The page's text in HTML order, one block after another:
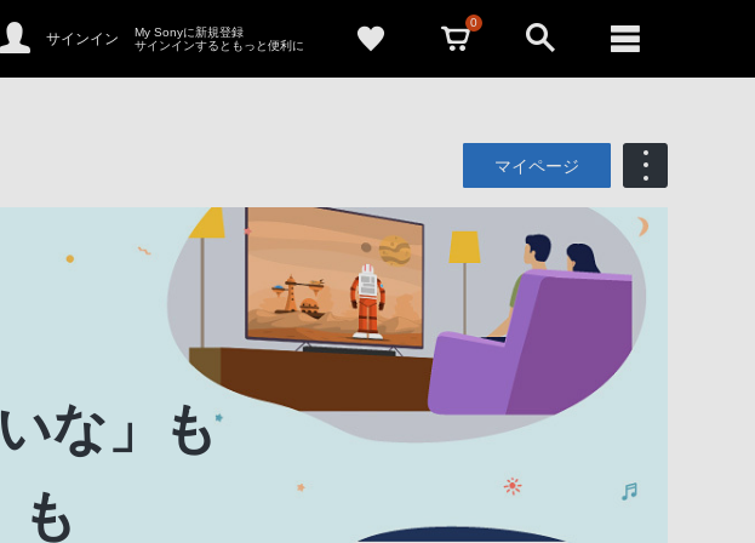
サインイン
My Sonyに新規登録
サインインするともっと便利に
0
マイページ
な」も
も